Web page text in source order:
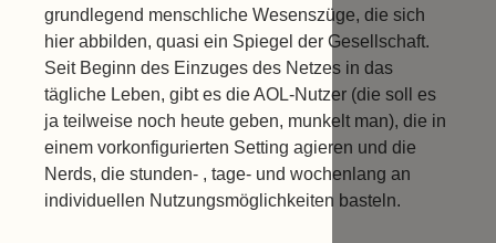
grundlegend menschliche Wesenszüge, die sich
hier abbilden, quasi ein Spiegel der Gesellschaft.
Seit Beginn des Einzuges des Netzes in das
tägliche Leben, gibt es die AOL-Nutzer (die soll es
ja teilweise noch heute geben, munkelt man), die in
einem vorkonfigurierten Setting agieren und die
Nerds, die stunden- , tage- und wochenlang an
individuellen Nutzungsmöglichkeiten basteln.